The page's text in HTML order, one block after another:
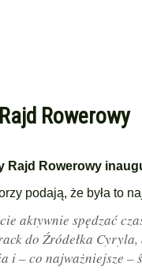
Rowerowy
Rajd Rowerowy
podają, że była to
aktywnie spędzać
do Źródełka
i – co najważniejsze –